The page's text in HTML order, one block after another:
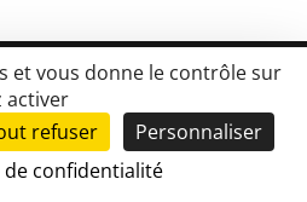
Brens.fr |Mentions légales|
site LK-Communication.fr
et vous donne le contrôle sur
activer
refuser
Personnaliser
confidentialité